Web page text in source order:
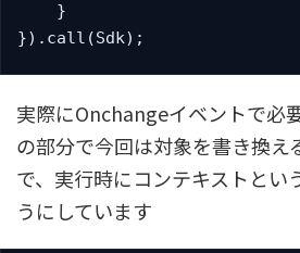
    }
}).call(Sdk);
実際にOnchangeイベントで必
の部分で今回は対象を書き換え
で、実行時にコンテキストとい
うにしています